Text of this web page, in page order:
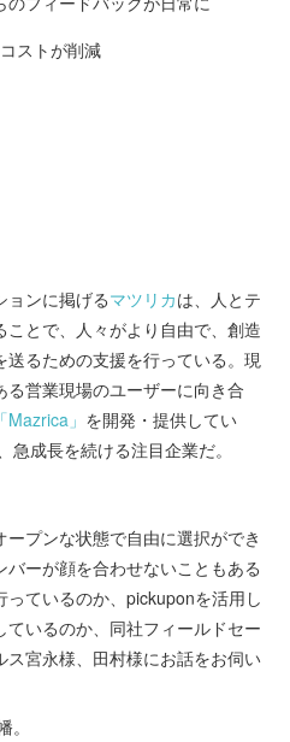
ストが削減
ョンに掲げるマツリカは、人とテ
とで、人々がより自由で、創造
るための支援を行っている。現
営業現場のユーザーに向き合
」 を開発・提供してい
成長を続ける注目企業だ。
ープンな状態で自由に選択ができ
ーが顔を合わせないこともある
ているのか、pickuponを活用し
いるのか、同社フィールドセー
ス宮永様、田村様にお話をお伺い